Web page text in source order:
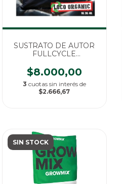
SUSTRATO DE AUTOR
FULLCYCLE
100% ORGANICO
$8.000,00
3 cuotas sin interés de
$2.666,67
SIN STOCK